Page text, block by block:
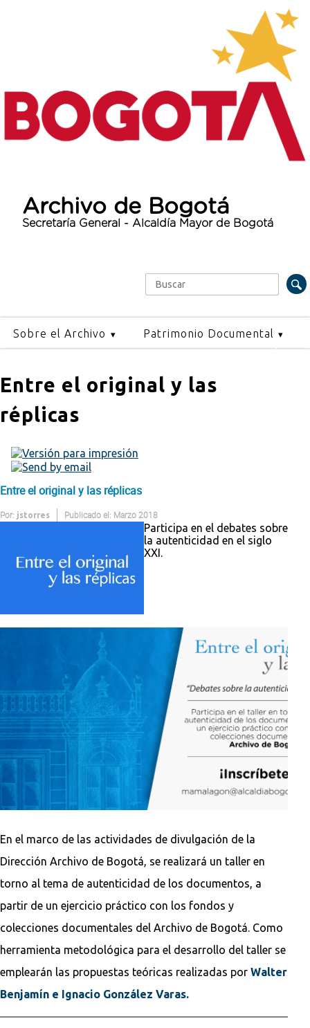
Archivo de Bogotá
Secretaría General - Alcaldía Mayor de Bogotá
Formulario de búsqueda
Buscar
Sobre el Archivo Patrimonio Documental
Entre el original y las
réplicas
Entre el original y las réplicas
Por: jstorres Publicado el: Marzo 2018
Participa en el debates sobre
la autenticidad en el siglo
XXI.
En el marco de las actividades de divulgación de la
Dirección Archivo de Bogotá, se realizará un taller en
torno al tema de autenticidad de los documentos, a
partir de un ejercicio práctico con los fondos y
colecciones documentales del Archivo de Bogotá. Como
herramienta metodológica para el desarrollo del taller se
emplearán las propuestas teóricas realizadas por Walter
Benjamín e Ignacio González Varas.